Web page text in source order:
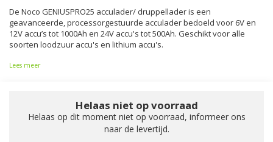
De Noco GENIUSPRO25 acculader/ druppellader is een
geavanceerde, processorgestuurde acculader bedoeld voor 6V en
12V accu’s tot 1000Ah en 24V accu's tot 500Ah. Geschikt voor alle
soorten loodzuur accu's en lithium accu's.
Lees meer
Helaas niet op voorraad
Helaas op dit moment niet op voorraad, informeer ons
naar de levertijd.